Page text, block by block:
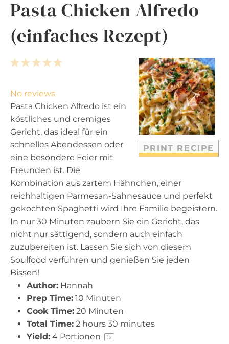
Pasta Chicken Alfredo
(einfaches Rezept)
PRINT RECIPE
5
a
r
s
4
t
a
r
s
3
t
a
r
2
t
a
r
s
1
t
a
r
No reviews
Pasta Chicken Alfredo ist ein
köstliches und cremiges
Gericht, das ideal für ein
schnelles Abendessen oder
eine besondere Feier mit
Freunden ist. Die
Kombination aus zartem Hähnchen, einer
reichhaltigen Parmesan-Sahnesauce und perfekt
gekochten Spaghetti wird Ihre Familie begeistern.
In nur 30 Minuten zaubern Sie ein Gericht, das
nicht nur sättigend, sondern auch einfach
zuzubereiten ist. Lassen Sie sich von diesem
Soulfood verführen und genießen Sie jeden
Bissen!
Author: Hannah
Prep Time: 10 Minuten
Cook Time: 20 Minuten
Total Time: 2 hours 30 minutes
Yield: 4 Portionen 1x